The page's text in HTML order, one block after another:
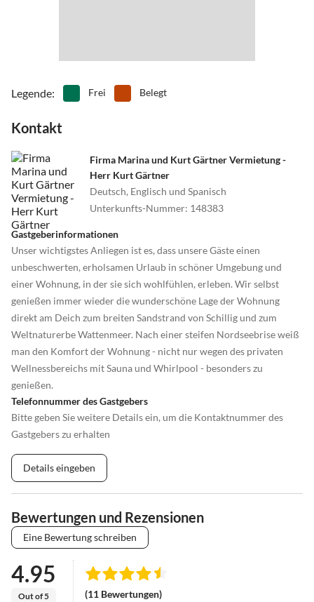
Legende: Frei Belegt
Kontakt
Firma Marina und Kurt Gärtner Vermietung -
Herr Kurt Gärtner
Deutsch, Englisch und Spanisch
Unterkunfts-Nummer: 148383
Gastgeberinformationen
Unser wichtigstes Anliegen ist es, dass unsere Gäste einen
unbeschwerten, erholsamen Urlaub in schöner Umgebung und
einer Wohnung, in der sie sich wohlfühlen, erleben. Wir selbst
genießen immer wieder die wunderschöne Lage der Wohnung
direkt am Deich zum breiten Sandstrand von Schillig und zum
Weltnaturerbe Wattenmeer. Nach einer steifen Nordseebrise weiß
man den Komfort der Wohnung - nicht nur wegen des privaten
Wellnessbereichs mit Sauna und Whirlpool - besonders zu
genießen.
Telefonnummer des Gastgebers
Bitte geben Sie weitere Details ein, um die Kontaktnummer des
Gastgebers zu erhalten
Details eingeben
Bewertungen und Rezensionen
Eine Bewertung schreiben
4.95
Out of 5 (11 Bewertungen)